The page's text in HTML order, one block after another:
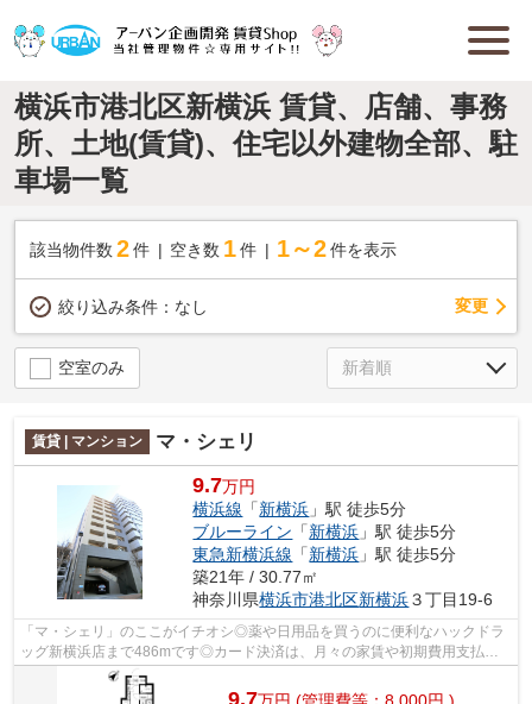
横浜市港北区新横浜 賃貸、店舗、事務
所、土地(賃貸)、住宅以外建物全部、駐
車場一覧
該当物件数 2件 空き数 1 件 1～2 件を表示
絞り込み条件： なし 変更
空室のみ
賃貸 | マンション マ・シェリ
9.7万円
横浜線 「新横浜 」駅 徒歩5分
ブルーライン 「新横浜 」駅 徒歩5分
東急新横浜線 「新横浜 」駅 徒歩5分
築21年 / 30.77㎡
神奈川県横浜市港北区新横浜３丁目19-6
「マ・シェリ」のここがイチオシ◎薬や日用品を買うのに便利なハックドラ
ッグ新横浜店まで486mです◎カード決済は、月々の家賃や初期費用支払い
のわずらわしさを解消してくれます◎共用部...